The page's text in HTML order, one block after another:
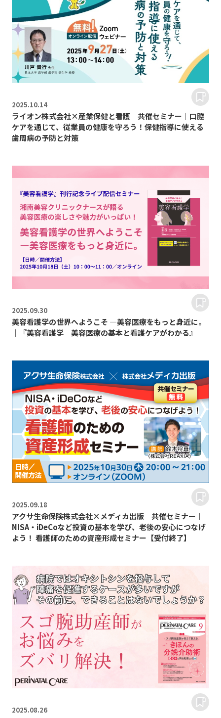
2025.10.14
ライオン株式会社×産業保健と看護 共催セミナー｜口腔
ケアを通じて、従業員の健康を守ろう！保健指導に使える
歯周病の予防と対策
2025.09.30
美容看護学の世界へようこそ ―美容医療をもっと身近に。
｜『美容看護学 美容医療の基本と看護ケアがわかる』
2025.09.18
アクサ生命保険株式会社×メディカ出版 共催セミナー｜
NISA・iDeCoなど投資の基本を学び、老後の安心につなげ
よう！ 看護師のための資産形成セミナー【受付終了】
2025.08.26